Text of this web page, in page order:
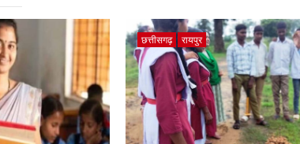
छत्तीसगढ़ रायपुर